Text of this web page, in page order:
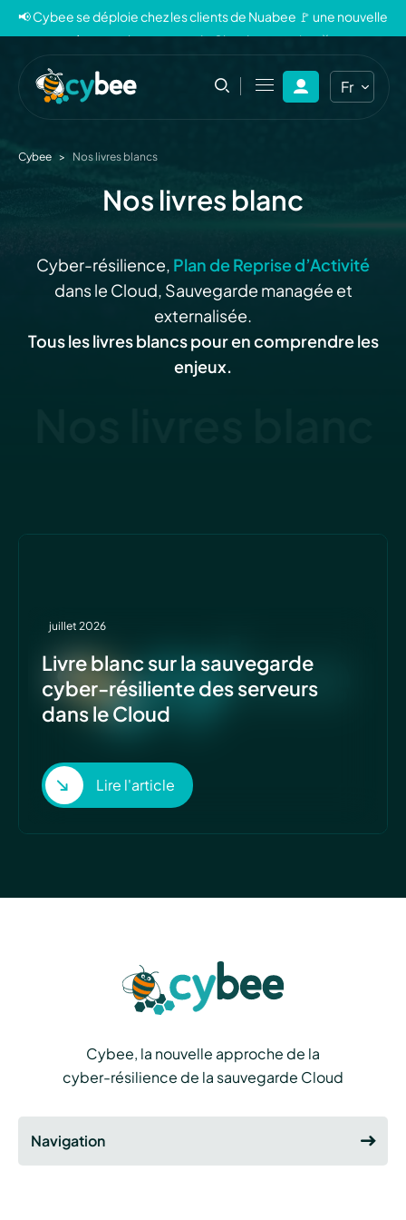
📢 Cybee se déploie chez les clients de Nuabee 🚩 une nouvelle
ère pour la sauvegarde Cloud souveraine 🐝
Fr
En
Cybee > Nos livres blancs
Nos livres blanc
Cyber-résilience, Plan de Reprise d’Activité
dans le Cloud, Sauvegarde managée et
externalisée.
Tous les livres blancs pour en comprendre les
enjeux.
juillet 2026
Livre blanc sur la sauvegarde
cyber-résiliente des serveurs
dans le Cloud
Lire l'article
Cybee, la nouvelle approche de la
cyber-résilience de la sauvegarde Cloud
Navigation